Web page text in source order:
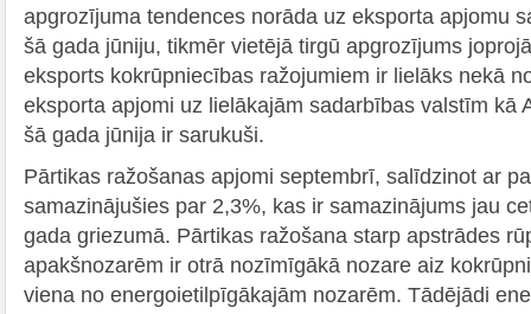
apgrozījuma tendences norāda uz eksporta apjomu
šā gada jūniju, tikmēr vietējā tirgū apgrozījums
eksports kokrūpniecības ražojumiem ir lielāks nekā
eksporta apjomi uz lielākajām sadarbības valstīm kā
šā gada jūnija ir sarukuši.
Pārtikas ražošanas apjomi septembrī, salīdzinot ar
samazinājušies par 2,3%, kas ir samazinājums jau
gada griezumā. Pārtikas ražošana starp apstrādes
apakšnozarēm ir otrā nozīmīgākā nozare aiz
viena no energoietilpīgākajām nozarēm. Tādējādi